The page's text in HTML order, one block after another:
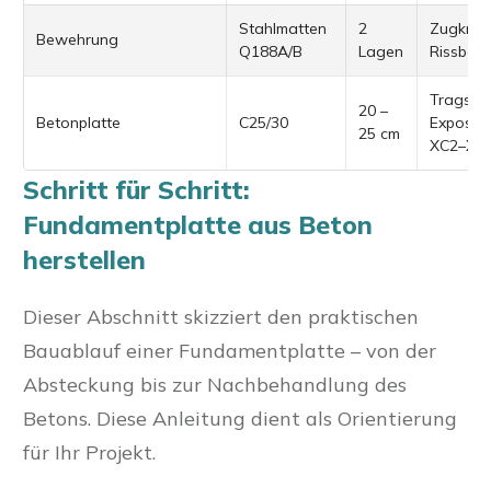
Bewehrung
Stahlmatten
Q188A/B
2
Lagen
Betonplatte C25/30
20 –
25 cm
Schritt für Schritt:
Fundamentplatte aus Beton
herstellen
Dieser Abschnitt skizziert den praktischen
Bauablauf einer Fundamentplatte – von der
Absteckung bis zur Nachbehandlung des
Betons. Diese Anleitung dient als Orientierung
für Ihr Projekt.